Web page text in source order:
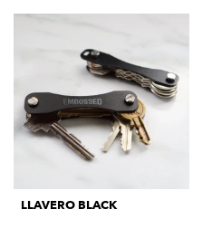
LLAVERO BLACK